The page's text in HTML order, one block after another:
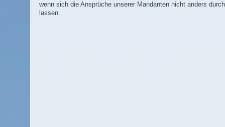
wenn sich die Ansprüche unserer Mandanten nicht anders
lassen.